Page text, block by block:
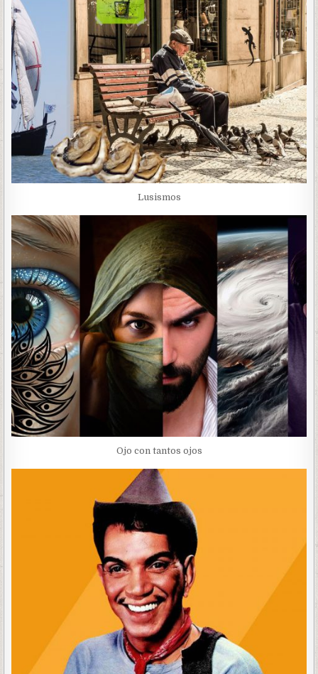
Lusismos
Ojo con tantos ojos